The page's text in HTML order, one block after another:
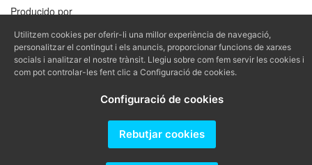
Producido por
Utilitzem cookies per oferir-li una millor experiència de navegació,
personalitzar el contingut i els anuncis, proporcionar funcions de xarxes
socials i analitzar el nostre trànsit. Llegiu sobre com fem servir les cookies i
com pot controlar-les fent clic a Configuració de cookies.
Configuració de cookies
Rebutjar cookies